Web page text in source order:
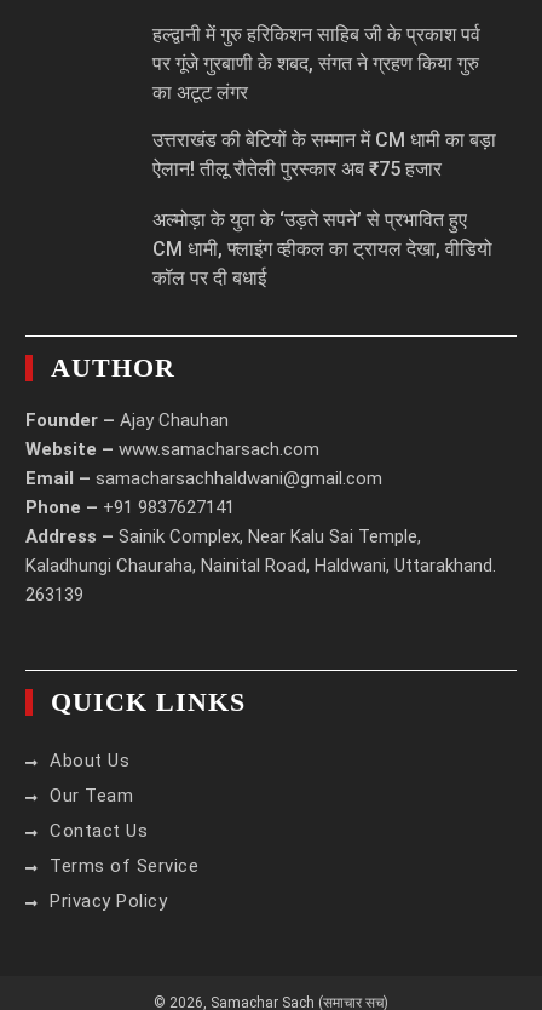
हल्द्वानी में गुरु हरिकिशन साहिब जी के प्रकाश पर्व
पर गूंजे गुरबाणी के शबद, संगत ने ग्रहण किया गुरु
का अटूट लंगर
उत्तराखंड की बेटियों के सम्मान में CM धामी का बड़ा
ऐलान! तीलू रौतेली पुरस्कार अब ₹75 हजार
अल्मोड़ा के युवा के ‘उड़ते सपने’ से प्रभावित हुए
CM धामी, फ्लाइंग व्हीकल का ट्रायल देखा, वीडियो
कॉल पर दी बधाई
AUTHOR
Founder – Ajay Chauhan
Website – www.samacharsach.com
Email – samacharsachhaldwani@gmail.com
Phone – +91 9837627141
Address – Sainik Complex, Near Kalu Sai Temple,
Kaladhungi Chauraha, Nainital Road, Haldwani, Uttarakhand.
263139
QUICK LINKS
About Us
Our Team
Contact Us
Terms of Service
Privacy Policy
© 2026, Samachar Sach (समाचार सच)